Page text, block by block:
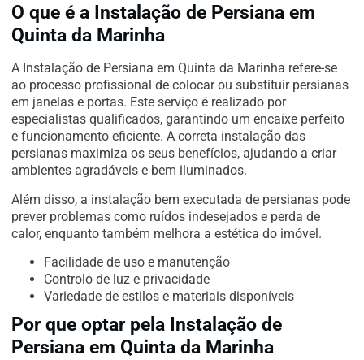
O que é a Instalação de Persiana em
Quinta da Marinha
A Instalação de Persiana em Quinta da Marinha refere-se
ao processo profissional de colocar ou substituir persianas
em janelas e portas. Este serviço é realizado por
especialistas qualificados, garantindo um encaixe perfeito
e funcionamento eficiente. A correta instalação das
persianas maximiza os seus benefícios, ajudando a criar
ambientes agradáveis e bem iluminados.
Além disso, a instalação bem executada de persianas pode
prever problemas como ruídos indesejados e perda de
calor, enquanto também melhora a estética do imóvel.
Facilidade de uso e manutenção
Controlo de luz e privacidade
Variedade de estilos e materiais disponíveis
Por que optar pela Instalação de
Persiana em Quinta da Marinha